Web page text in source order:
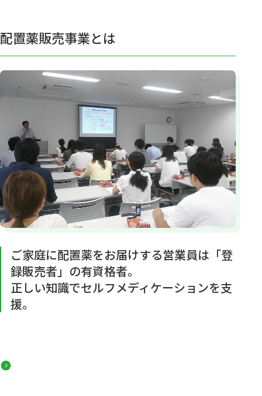
配置薬販売事業とは
ご家庭に配置薬をお届けする営業員は「登
録販売者」の有資格者。
正しい知識でセルフメディケーションを支
援。